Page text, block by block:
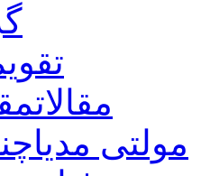
مقالات
مولتی مدیا